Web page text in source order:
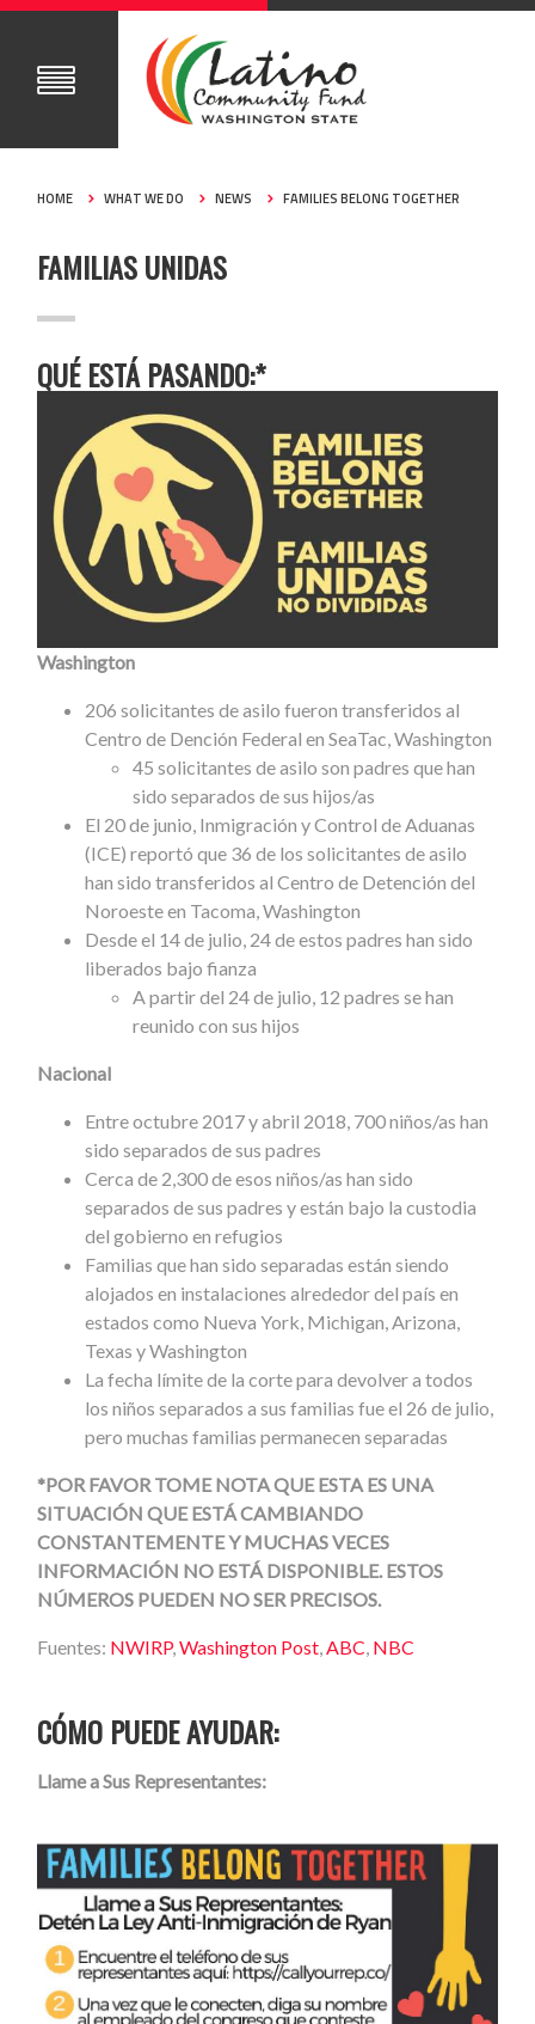
HOME WHAT WE DO NEWS FAMILIES BELONG TOGETHER
FAMILIAS UNIDAS
QUÉ ESTÁ PASANDO:*
Washington
206 solicitantes de asilo fueron transferidos al
Centro de Dención Federal en SeaTac, Washington
45 solicitantes de asilo son padres que han
sido separados de sus hijos/as
El 20 de junio, Inmigración y Control de Aduanas
(ICE) reportó que 36 de los solicitantes de asilo
han sido transferidos al Centro de Detención del
Noroeste en Tacoma, Washington
Desde el 14 de julio, 24 de estos padres han sido
liberados bajo fianza
A partir del 24 de julio, 12 padres se han
reunido con sus hijos
Nacional
Entre octubre 2017 y abril 2018, 700 niños/as han
sido separados de sus padres
Cerca de 2,300 de esos niños/as han sido
separados de sus padres y están bajo la custodia
del gobierno en refugios
Familias que han sido separadas están siendo
alojados en instalaciones alrededor del país en
estados como Nueva York, Michigan, Arizona,
Texas y Washington
La fecha límite de la corte para devolver a todos
los niños separados a sus familias fue el 26 de julio,
pero muchas familias permanecen separadas
*POR FAVOR TOME NOTA QUE ESTA ES UNA
SITUACIÓN QUE ESTÁ CAMBIANDO
CONSTANTEMENTE Y MUCHAS VECES
INFORMACIÓN NO ESTÁ DISPONIBLE. ESTOS
NÚMEROS PUEDEN NO SER PRECISOS.
Fuentes: NWIRP,Washington Post,ABC, NBC
CÓMO PUEDE AYUDAR:
Llame a Sus Representantes: